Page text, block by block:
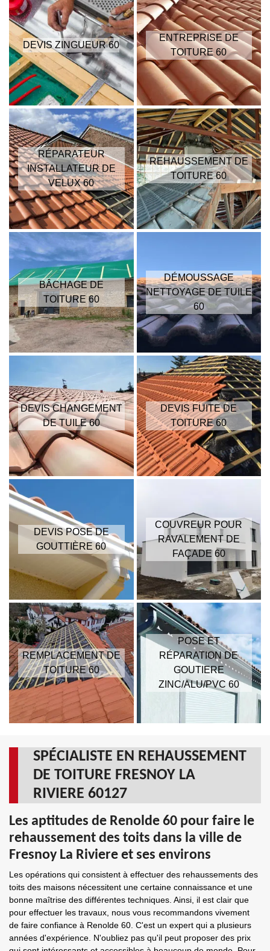
DEVIS ZINGUEUR 60
ENTREPRISE DE
TOITURE 60
RÉPARATEUR
INSTALLATEUR DE
VELUX 60
REHAUSSEMENT DE
TOITURE 60
BÂCHAGE DE
TOITURE 60
DÉMOUSSAGE
NETTOYAGE DE TUILE
60
DEVIS CHANGEMENT
DE TUILE 60
DEVIS FUITE DE
TOITURE 60
DEVIS POSE DE
GOUTTIÈRE 60
COUVREUR POUR
RAVALEMENT DE
FAÇADE 60
REMPLACEMENT DE
TOITURE 60
POSE ET
RÉPARATION DE
GOUTIERE
ZINC/ALU/PVC 60
SPÉCIALISTE EN REHAUSSEMENT
DE TOITURE FRESNOY LA
RIVIERE 60127
Les aptitudes de Renolde 60 pour faire le
rehaussement des toits dans la ville de
Fresnoy La Riviere et ses environs
Les opérations qui consistent à effectuer des rehaussements des
toits des maisons nécessitent une certaine connaissance et une
bonne maîtrise des différentes techniques. Ainsi, il est clair que
pour effectuer les travaux, nous vous recommandons vivement
de faire confiance à Renolde 60. C'est un expert qui a plusieurs
années d'expérience. N'oubliez pas qu'il peut proposer des prix